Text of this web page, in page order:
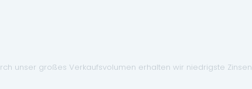
unser großes Verkaufsvolumen erhalten wir niedrigste